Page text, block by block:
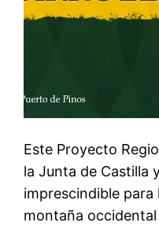
Este Proyecto
la Junta de Castilla
imprescindible para
montaña